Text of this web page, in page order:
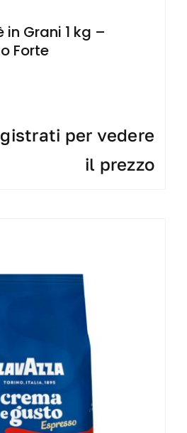
Grani 1 kg –
Forte
per vedere
il prezzo